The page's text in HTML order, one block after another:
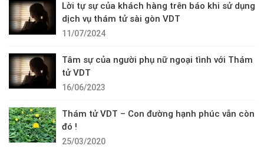
Lời tự sự của khách hàng trên báo khi sử dụng
dịch vụ thám tử sài gòn VDT
11/07/2024
Tâm sự của người phụ nữ ngoại tình với Thám
tử VDT
16/06/2023
Thám tử VDT – Con đường hạnh phúc vẫn còn
đó !
25/03/2020